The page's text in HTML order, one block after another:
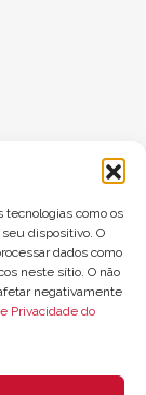
tecnologias como os
dispositivo. O
dados como
neste sítio. O não
negativamente
Privacidade do